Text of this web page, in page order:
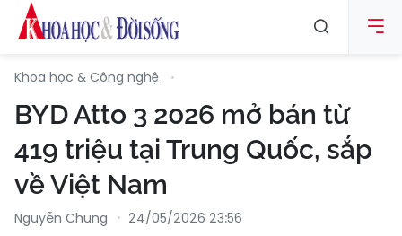
Khoa học & Công nghệ
BYD Atto 3 2026 mở bán từ
419 triệu tại Trung Quốc, sắp
về Việt Nam
Nguyễn Chung 24/05/2026 23:56